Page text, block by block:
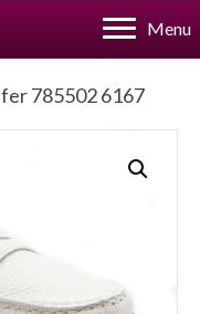
Menu
785502 6167